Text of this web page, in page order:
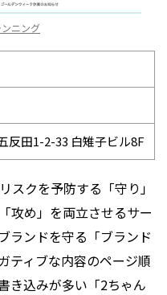
ニング
反田1-2-33 白雉子ビル8F
スクを予防する「守り」
攻め」を両立させるサー
ランドを守る「ブランド
ティブな内容のページ順
き込みが多い「2ちゃん